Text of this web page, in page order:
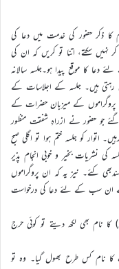
ذکر حضور کی خدمت میں دعا کی
سکتے، اتنا تو کریں کہ ان کی
کا موقع پیدا ہو۔جلسہ سالانہ
ہیں۔ جلسہ کے اجلاسات کے
پروگراموں کے میزبان حضرات کے
جو حضور نے ازراہِ شفقت منظور
کو جلسہ ختم ہوا تو اگلی صبح
کی نشریات بخیر و خوبی انجام پذیر
کئے۔ نیز یہ کہ ان پروگراموں
ان سب کے لئے دعا کی درخواست
کا نام بھی لکھ دیتے تو کوئی حرج
نام کس طرح بھول گیا۔ وہ تو